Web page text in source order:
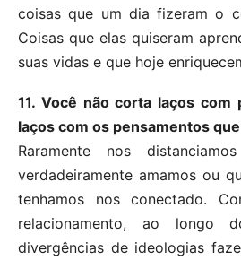
coisas que um dia fizeram o
Coisas que elas quiseram
suas vidas e que hoje
11. Você não corta laços com
laços com os pensamentos
Raramente nos
verdadeiramente amamos ou
tenhamos nos conectado.
relacionamento, ao longo
divergências de ideologias